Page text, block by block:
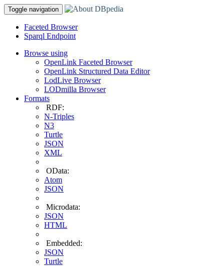
Toggle navigation
Faceted Browser
Sparql Endpoint
Browse using
OpenLink Faceted Browser
OpenLink Structured Data Editor
LodLive Browser
LODmilla Browser
Formats
RDF:
N-Triples
N3
Turtle
JSON
XML
OData:
Atom
JSON
Microdata:
JSON
HTML
Embedded:
JSON
Turtle